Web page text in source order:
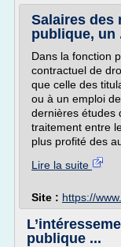
Salaires des
publique, un
Dans la fonction
contractuel de
que celle des
ou à un emploi
dernières études
traitement entre
plus profité des
Lire la suite
Site : https://
publique ...